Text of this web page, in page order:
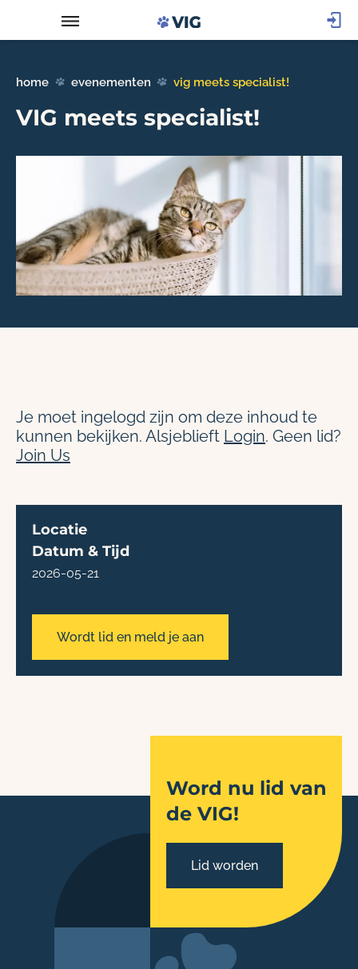
home evenementen vig meets specialist!
VIG meets specialist!
Je moet ingelogd zijn om deze inhoud te
kunnen bekijken. Alsjeblieft Login. Geen lid?
Join Us
Locatie
Datum & Tijd
2026-05-21
Wordt lid en meld je aan
Word nu lid van
de VIG!
Lid worden